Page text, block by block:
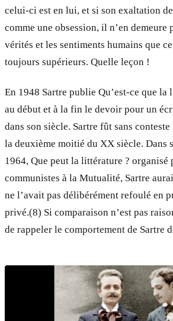
celui-ci est en lui, et si son exaltation
comme une obsession, il n’en demeure
vérités et les sentiments humains que
toujours supérieurs. Quelle leçon !
En 1948 Sartre publie Qu’est-ce que la
au début et à la fin le devoir pour un
dans son siècle. Sartre fût sans
la deuxième moitié du XX siècle. Dans
1964, Que peut la littérature ? organisé
communistes à la Mutualité, Sartre
ne l’avait pas délibérément refoulé en
privé.(8) Si comparaison n’est pas
de rappeler le comportement de Sartre